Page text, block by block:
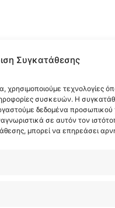
Συγκατάθεσης
χρησιμοποιούμε τεχνολογίες
συσκευών. Η
δεδομένα
σε αυτόν τον
μπορεί να επηρεάσει